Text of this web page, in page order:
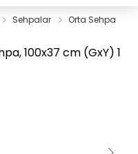
Sehpalar
Orta Sehpa